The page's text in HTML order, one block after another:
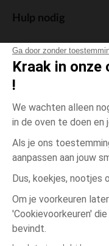
Ga door zonder
Kraak in onze
!
We wachten alleen
in de oven te doen en
Als je ons
aanpassen aan jouw
Dus, koekjes, nootjes
Om je voorkeuren
'Cookievoorkeuren'
bevindt.
Groen Groen
Hulp nodig